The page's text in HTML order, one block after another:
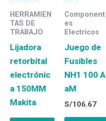
HERRAMIEN
TAS DE
TRABAJO
Lijadora
retorbital
electrónic
a 150MM
Makita
Component
es
Electricos
Juego de
Fusibles
NH1 100 A
aM
S/106.67